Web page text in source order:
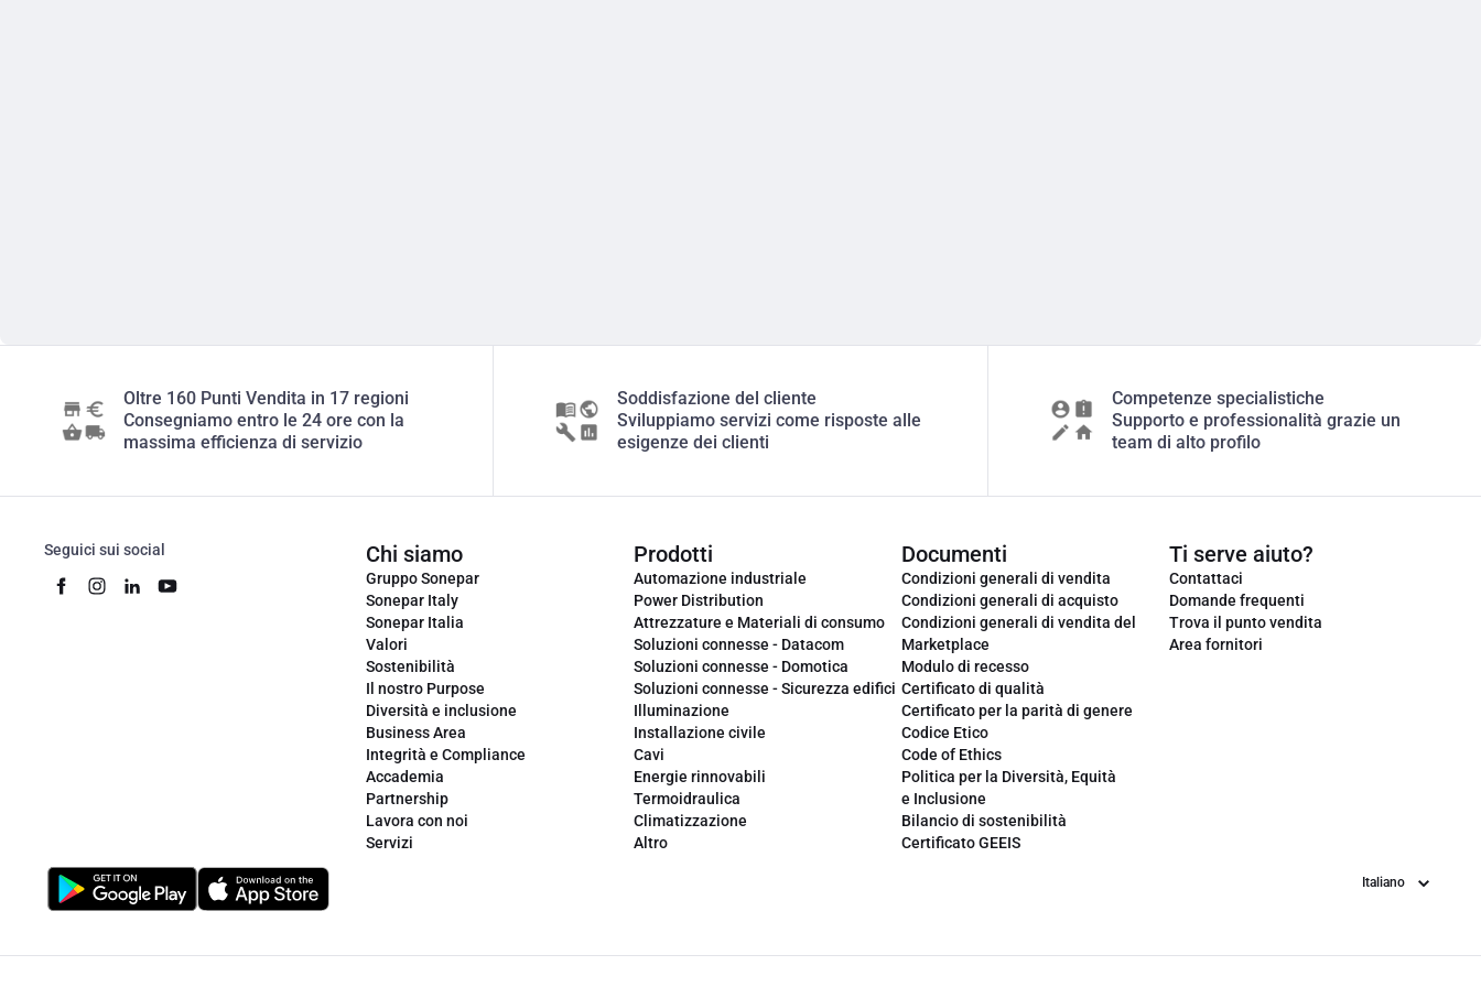
Oltre 160 Punti Vendita in 17 regioni
Consegniamo entro le 24 ore con la
massima efficienza di servizio
Soddisfazione del cliente
Sviluppiamo servizi come risposte alle
esigenze dei clienti
Competenze specialistiche
Supporto e professionalità grazie un
team di alto profilo
Seguici sui social Chi siamo
Gruppo Sonepar
Sonepar Italy
Sonepar Italia
Valori
Sostenibilità
Il nostro Purpose
Diversità e inclusione
Business Area
Integrità e Compliance
Accademia
Partnership
Lavora con noi
Servizi
Prodotti
Automazione industriale
Power Distribution
Attrezzature e Materiali di consumo
Soluzioni connesse - Datacom
Soluzioni connesse - Domotica
Soluzioni connesse - Sicurezza edifici
Illuminazione
Installazione civile
Cavi
Energie rinnovabili
Termoidraulica
Climatizzazione
Altro
Documenti
Condizioni generali di vendita
Condizioni generali di acquisto
Condizioni generali di vendita del
Marketplace
Modulo di recesso
Certificato di qualità
Certificato per la parità di genere
Codice Etico
Code of Ethics
Politica per la Diversità, Equità
e Inclusione
Bilancio di sostenibilità
Certificato GEEIS
Ti serve aiuto?
Contattaci
Domande frequenti
Trova il punto vendita
Area fornitori
Lingua